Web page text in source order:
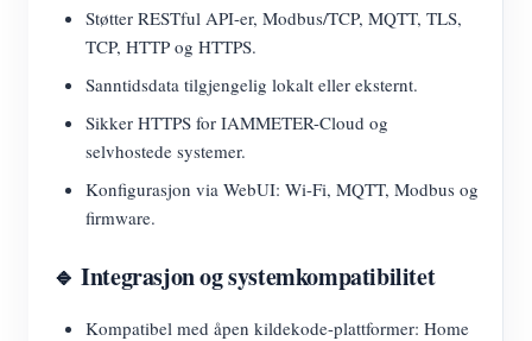
Støtter RESTful API-er, Modbus/TCP, MQTT, TLS,
TCP, HTTP og HTTPS.
Sanntidsdata tilgjengelig lokalt eller eksternt.
Sikker HTTPS for IAMMETER-Cloud og
selvhostede systemer.
Konfigurasjon via WebUI: Wi-Fi, MQTT, Modbus og
firmware.
🔹 Integrasjon og systemkompatibilitet
Kompatibel med åpen kildekode-plattformer: Home